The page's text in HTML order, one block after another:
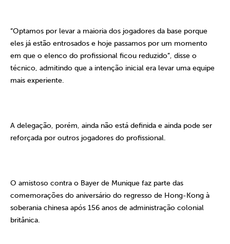
“Optamos por levar a maioria dos jogadores da base porque
eles já estão entrosados e hoje passamos por um momento
em que o elenco do profissional ficou reduzido”, disse o
técnico, admitindo que a intenção inicial era levar uma equipe
mais experiente.
A delegação, porém, ainda não está definida e ainda pode ser
reforçada por outros jogadores do profissional.
O amistoso contra o Bayer de Munique faz parte das
comemorações do aniversário do regresso de Hong-Kong à
soberania chinesa após 156 anos de administração colonial
britânica.